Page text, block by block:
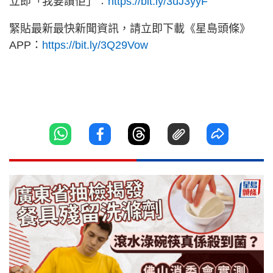
緊貼最新最快新聞資訊，請立即下載《星島頭條》
APP： https://bit.ly/3Q29Vow